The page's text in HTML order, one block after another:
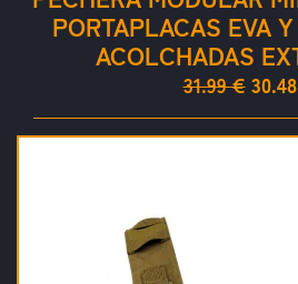
PORTAPLACAS EVA
ACOLCHADAS
31.99 €